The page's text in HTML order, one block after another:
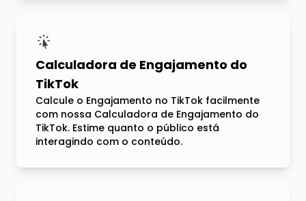
Calculadora de Engajamento do
TikTok
Calcule o Engajamento no TikTok facilmente
com nossa Calculadora de Engajamento do
TikTok. Estime quanto o público está
interagindo com o conteúdo.